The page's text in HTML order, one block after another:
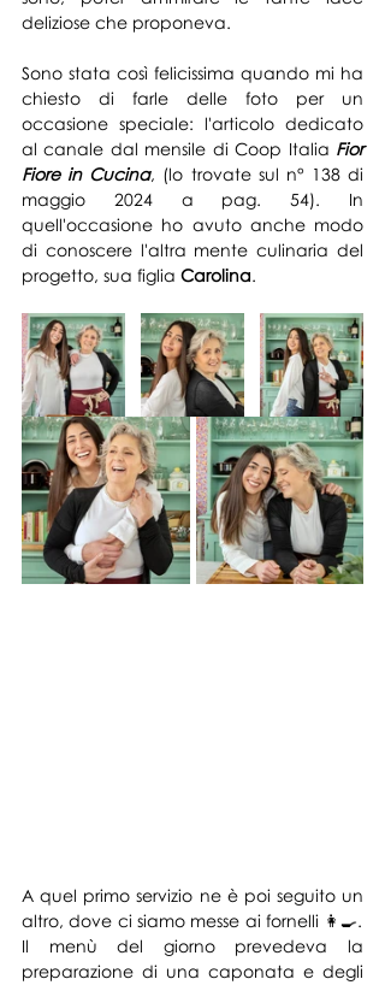
deliziose che proponeva.
Sono stata così felicissima quando mi ha
chiesto di farle delle foto per un
occasione speciale: l'articolo dedicato
al canale dal mensile di Coop Italia Fior
Fiore in Cucina, (lo trovate sul n° 138 di
maggio 2024 a pag. 54). In
quell'occasione ho avuto anche modo
di conoscere l'altra mente culinaria del
progetto, sua figlia Carolina.
A quel primo servizio ne è poi seguito un
altro, dove ci siamo messe ai fornelli 👩‍🍳.
Il menù del giorno prevedeva la
preparazione di una caponata e degli